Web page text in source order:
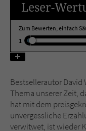
Leser-
Zum Bewerten, einfach
1
Bestsellerautor
Thema unserer Zeit,
hat mit dem
unvergessliche
verwitwet, ist wieder
Name
Anbieter
Zweck
Name